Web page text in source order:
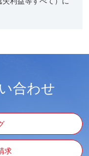
合わせ
求